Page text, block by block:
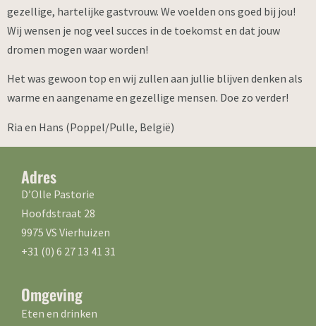
gezellige, hartelijke gastvrouw. We voelden ons goed bij jou!
Wij wensen je nog veel succes in de toekomst en dat jouw
dromen mogen waar worden!
Het was gewoon top en wij zullen aan jullie blijven denken als
warme en aangename en gezellige mensen. Doe zo verder!
Ria en Hans (Poppel/Pulle, België)
Adres
D’Olle Pastorie
Hoofdstraat 28
9975 VS Vierhuizen
+31 (0) 6 27 13 41 31
Omgeving
Eten en drinken